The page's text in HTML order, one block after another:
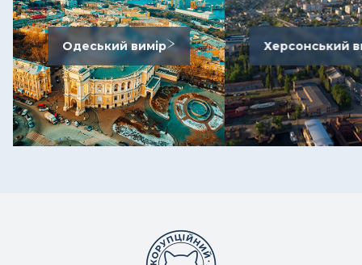
Одеський вимір Херсонський